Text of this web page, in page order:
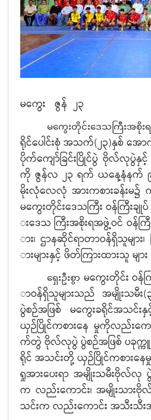
မကွေး ဇွန် ၂၃
မကွေးတိုင်းဒေသကြီးအစိုး
ရိုင်ပေါင်းစုံ အသက်(၂၃)နှစ် အော
ပိုက်ကျော်ခြင်းပြိုင်ပွဲ ဗိုလ်လုပွဲနှင့်
ကို ဇွန်လ ၂၃ ရက် ယနေ့နံနက် ၉
မိုးလုံလေလုံ အားကစားခန်းမ၌
မကွေးတိုင်းဒေသကြီး ဝန်ကြီးချု
းဒေသ ကြီးအစိုးရအဖွဲ့ဝင် ဝန်ကြီး
ား၊ ဌာနဆိုင်ရာတာဝန်ရှိသူများ
ားများနှင့် ဖိတ်ကြားထားသူ မ
ရှေးဦးစွာ မကွေးတိုင်း ဝန်
ာဝန်ရှိသူများသည် အမျိုးသ
ပွဲစဉ်အဖြစ် မကွေးခရိုင်အသင်
ယှဉ်ပြိုင်ကစားနေ မှုကိုလည်းကော
က်တွဲ ဗိုလ်လုပွဲ ပွဲစဉ်အဖြစ် ပခုက္ကူ
ရိုင် အသင်းတို့ ယှဉ်ပြိုင်ကစားန
ရှုအားပေးရာ အမျိုးသမီးဗိုလ်
က လည်းကောင်း၊ အမျိုးသား
သင်းက လည်းကောင်း အသီးသီ